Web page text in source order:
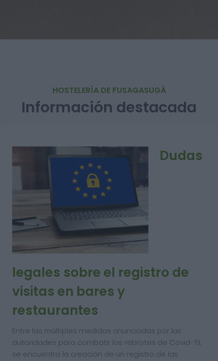
HOSTELERÍA DE FUSAGASUGÁ
Información destacada
Dudas
legales sobre el registro de
visitas en bares y
restaurantes
Entre las múltiples medidas anunciadas por las
autoridades para combatir los rebrotes de Covid-19,
se encuentra la creación de un registro de las